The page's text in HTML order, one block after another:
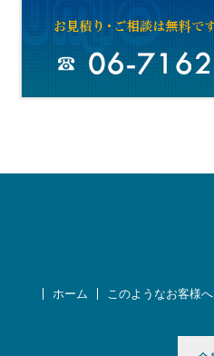
ホーム このようなお客様へ